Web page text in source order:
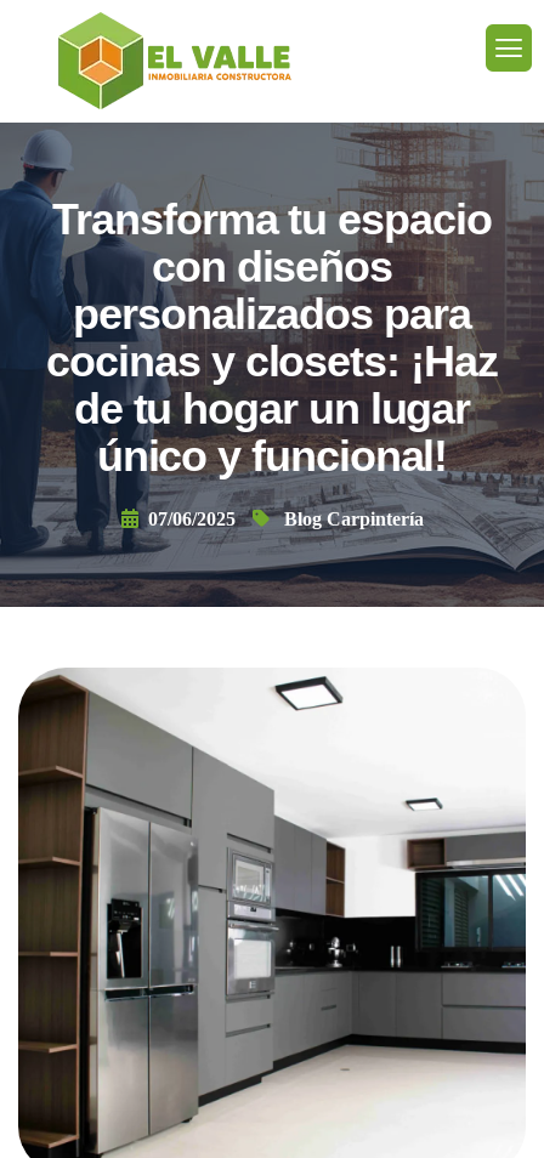
Transforma tu espacio
con diseños
personalizados para
cocinas y closets: ¡Haz
de tu hogar un lugar
único y funcional!
07/06/2025 Blog Carpintería